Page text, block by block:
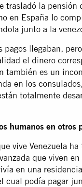
la pensión
en España lo
junto a la
llegaban,
el dinero
es un
en los
totalmente
humanos en otros
vive Venezuela
que viven
en una
cual podía pagar